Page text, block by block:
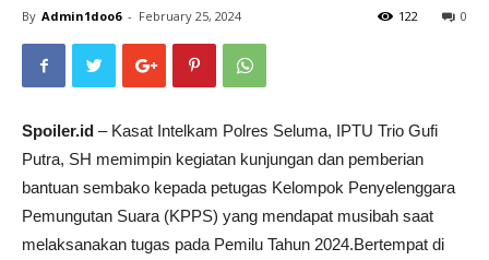
By Admin1doo6 - February 25, 2024 0
122
Spoiler.id – Kasat Intelkam Polres Seluma, IPTU Trio Gufi
Putra, SH memimpin kegiatan kunjungan dan pemberian
bantuan sembako kepada petugas Kelompok Penyelenggara
Pemungutan Suara (KPPS) yang mendapat musibah saat
melaksanakan tugas pada Pemilu Tahun 2024.Bertempat di